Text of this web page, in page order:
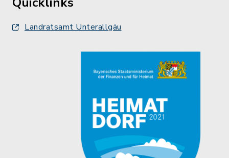
Landratsamt Unterallgäu